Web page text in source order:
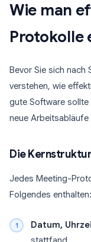
Wie man
Protokolle
Bevor Sie sich
verstehen, wie
gute Software
neue Arbeitsabläufe
Die
Jedes Meeting-
Folgendes enthalten:
Datum,